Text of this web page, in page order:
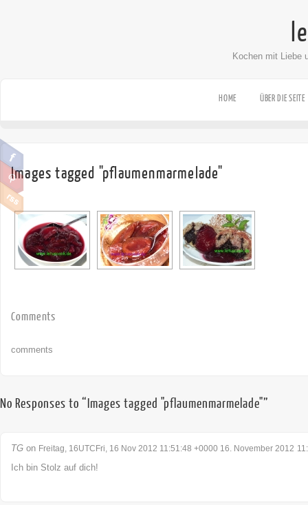
Kochen mit Liebe
HOME ÜBER DIE SEITE
Images tagged "pflaumenmarmelade"
Comments
comments
No Responses to “Images tagged "pflaumenmarmelade"”
TG on Freitag, 16UTCFri, 16 Nov 2012 11:51:48 +0000 16. November 2012
Ich bin Stolz auf dich!